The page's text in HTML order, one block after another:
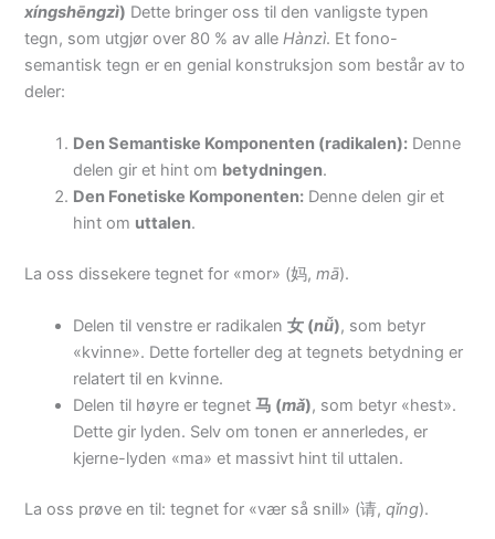
xíngshēngzì) Dette bringer oss til den vanligste typen
tegn, som utgjør over 80 % av alleHànzì. Et fono-
semantisk tegn er en genial konstruksjon som består av to
deler:
Den Semantiske Komponenten (radikalen): Denne
delen gir et hint om betydningen.
Den Fonetiske Komponenten: Denne delen gir et
hint om uttalen.
La oss dissekere tegnet for «mor» (妈,mā).
Delen til venstre er radikalen女 (nǚ), som betyr
«kvinne». Dette forteller deg at tegnets betydning er
relatert til en kvinne.
Delen til høyre er tegnet马 (mǎ), som betyr «hest».
Dette gir lyden. Selv om tonen er annerledes, er
kjerne-lyden «ma» et massivt hint til uttalen.
La oss prøve en til: tegnet for «vær så snill» (请,qǐng).